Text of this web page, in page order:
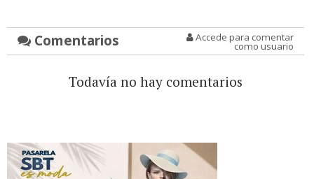
Comentarios Accede para comentar
como usuario
Todavía no hay comentarios